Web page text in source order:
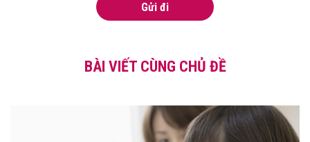
Gửi đi
BÀI VIẾT CÙNG CHỦ ĐỀ